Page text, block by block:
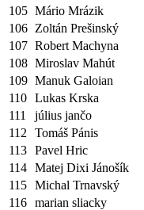
105 Mário Mrázik
106 Zoltán Prešinský
107 Robert Machyna
108 Miroslav Mahút
109 Manuk Galoian
110 Lukas Krska
111
július jančo
112
Tomáš Pánis
113 Pavel Hric
114 Matej Dixi Jánošík
115 Michal Trnavský
116 marian sliacky